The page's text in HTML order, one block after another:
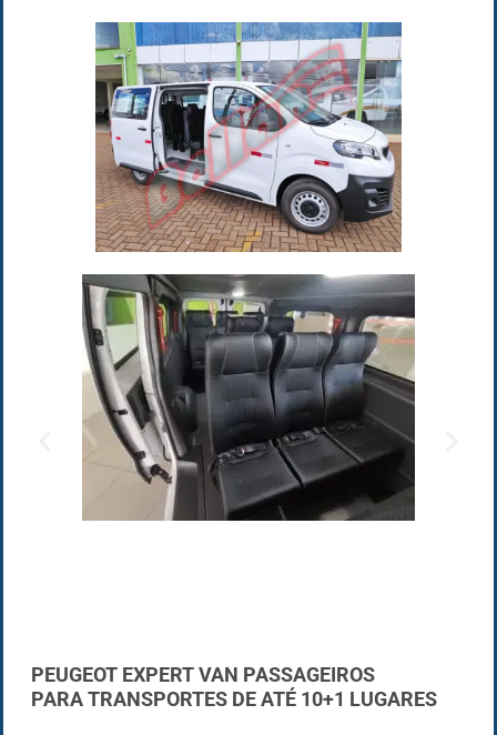
PEUGEOT EXPERT VAN PASSAGEIROS
PARA TRANSPORTES DE ATÉ 10+1 LUGARES